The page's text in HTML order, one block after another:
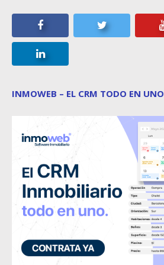
INMOWEB – EL CRM TODO EN UNO